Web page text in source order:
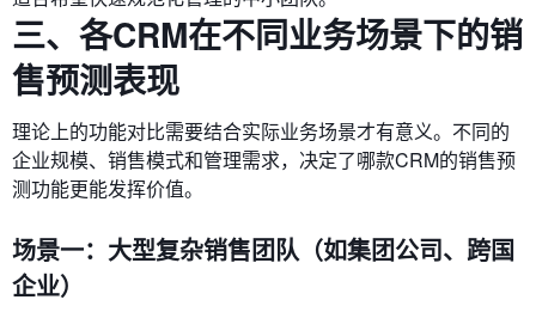
三、各CRM在不同业务场景下的销
售预测表现
理论上的功能对比需要结合实际业务场景才有意义。不同的
企业规模、销售模式和管理需求，决定了哪款CRM的销售预
测功能更能发挥价值。
场景一：大型复杂销售团队（如集团公司、跨国
企业）